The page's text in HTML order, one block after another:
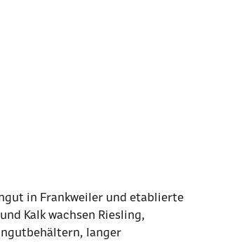
in Frankweiler und etablierte
Kalk wachsen Riesling,
langer